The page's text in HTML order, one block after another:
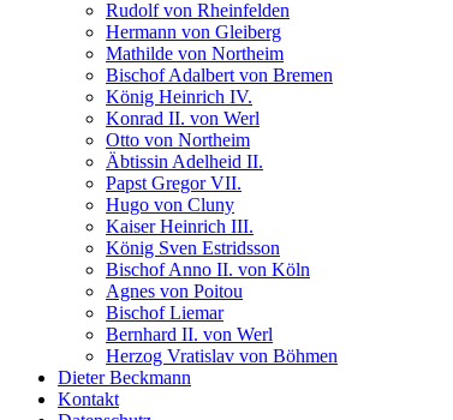
Rudolf von Rheinfelden
Hermann von Gleiberg
Mathilde von Northeim
Bischof Adalbert von Bremen
König Heinrich IV.
Konrad II. von Werl
Otto von Northeim
Äbtissin Adelheid II.
Papst Gregor VII.
Hugo von Cluny
Kaiser Heinrich III.
König Sven Estridsson
Bischof Anno II. von Köln
Agnes von Poitou
Bischof Liemar
Bernhard II. von Werl
Herzog Vratislav von Böhmen
Dieter Beckmann
Kontakt